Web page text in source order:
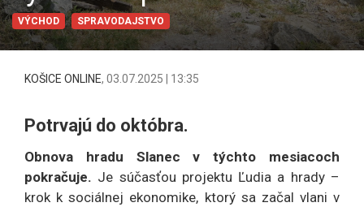
VÝCHOD SPRAVODAJSTVO
KOŠICE ONLINE, 03.07.2025 | 13:35
Potrvajú do októbra.
Obnova hradu Slanec v týchto mesiacoch
pokračuje. Je súčasťou projektu Ľudia a hrady –
krok k sociálnej ekonomike, ktorý sa začal vlani v